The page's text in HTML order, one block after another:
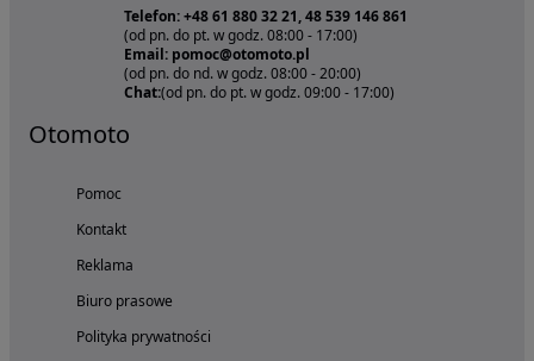
Telefon: +48 61 880 32 21, 48 539 146 861
(od pn. do pt. w godz. 08:00 - 17:00)
Email: pomoc@otomoto.pl
(od pn. do nd. w godz. 08:00 - 20:00)
Chat:(od pn. do pt. w godz. 09:00 - 17:00)
Otomoto
Pomoc
Kontakt
Reklama
Biuro prasowe
Polityka prywatności